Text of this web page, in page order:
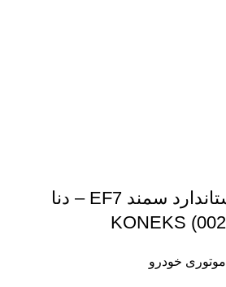
رینگ پیستون استاندارد سمند EF7 – دنا
موتوری خودرو